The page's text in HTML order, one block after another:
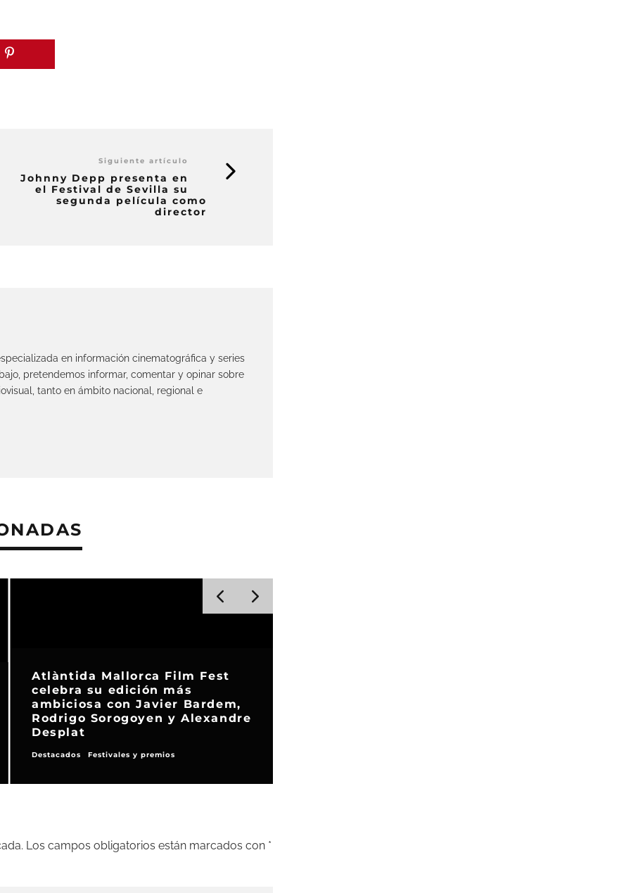
Siguiente artículo
Johnny Depp presenta en
el Festival de Sevilla su
segunda película como
director
en información cinematográfica y series
pretendemos informar, comentar y opinar sobre
tanto en ámbito nacional, regional e
Atlàntida Mallorca Film Fest
celebra su edición más
ambiciosa con Javier Bardem,
Rodrigo Sorogoyen y Alexandre
Desplat
Destacados Festivales y premios
Los campos obligatorios están marcados con *